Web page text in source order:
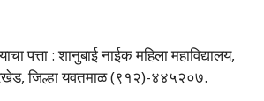
पत्ता : शानुबाई नाईक महिला महाविद्यालय,
जिल्हा यवतमाळ (९१२)-४४५२०७.